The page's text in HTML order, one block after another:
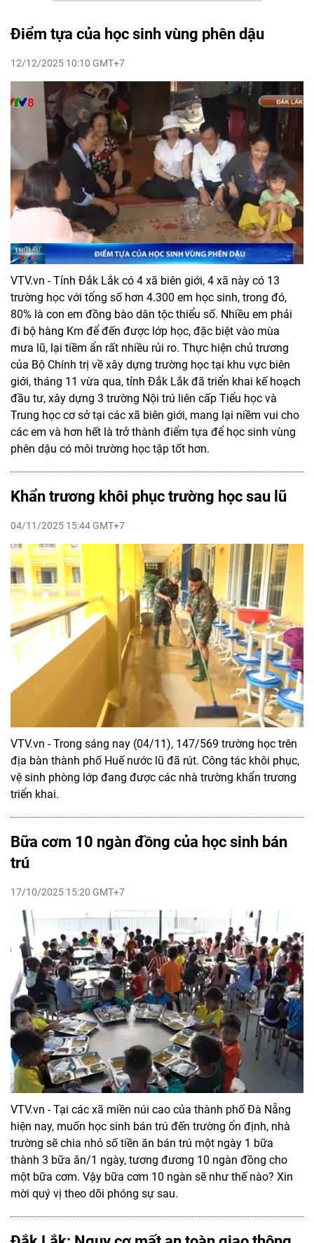
Điểm tựa của học sinh vùng phên dậu
12/12/2025 10:10 GMT+7
VTV.vn - Tỉnh Đắk Lắk có 4 xã biên giới, 4 xã này có 13
trường học với tổng số hơn 4.300 em học sinh, trong đó,
80% là con em đồng bào dân tộc thiểu số. Nhiều em phải
đi bộ hàng Km để đến được lớp học, đặc biệt vào mùa
mưa lũ, lại tiềm ẩn rất nhiều rủi ro. Thực hiện chủ trương
của Bộ Chính trị về xây dựng trường học tại khu vực biên
giới, tháng 11 vừa qua, tỉnh Đắk Lắk đã triển khai kế hoạch
đầu tư, xây dựng 3 trường Nội trú liên cấp Tiểu học và
Trung học cơ sở tại các xã biên giới, mang lại niềm vui cho
các em và hơn hết là trở thành điểm tựa để học sinh vùng
phên dậu có môi trường học tập tốt hơn.
Khẩn trương khôi phục trường học sau lũ
04/11/2025 15:44 GMT+7
VTV.vn - Trong sáng nay (04/11), 147/569 trường học trên
địa bàn thành phố Huế nước lũ đã rút. Công tác khôi phục,
vệ sinh phòng lớp đang được các nhà trường khẩn trương
triển khai.
Bữa cơm 10 ngàn đồng của học sinh bán
trú
17/10/2025 15:20 GMT+7
VTV.vn - Tại các xã miền núi cao của thành phố Đà Nẵng
hiện nay, muốn học sinh bán trú đến trường ổn định, nhà
trường sẽ chia nhỏ số tiền ăn bán trú một ngày 1 bữa
thành 3 bữa ăn/1 ngày, tương đương 10 ngàn đồng cho
một bữa cơm. Vậy bữa cơm 10 ngàn sẽ như thế nào? Xin
mời quý vị theo dõi phóng sự sau.